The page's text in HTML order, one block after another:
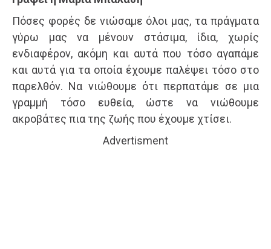
Πόσες φορές δε νιώσαμε όλοι μας, τα πράγματα
γύρω μας να μένουν στάσιμα, ίδια, χωρίς
ενδιαφέρον, ακόμη και αυτά που τόσο αγαπάμε
και αυτά για τα οποία έχουμε παλέψει τόσο στο
παρελθόν. Να νιώθουμε ότι περπατάμε σε μια
γραμμή τόσο ευθεία, ώστε να νιώθουμε
ακροβάτες πια της ζωής που έχουμε χτίσει.
Advertisment